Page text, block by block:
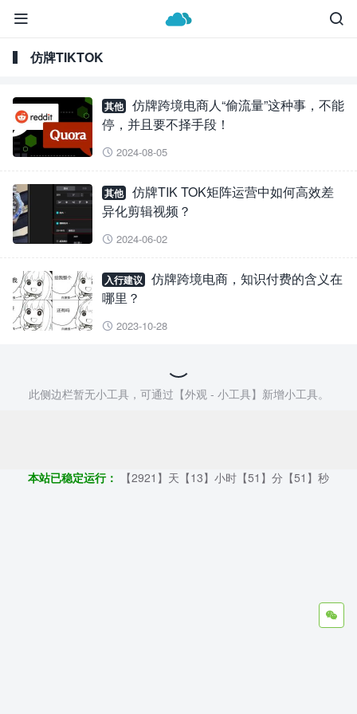


仿牌TIKTOK
其他
仿牌跨境电商人“偷流量”这种事，不能
停，并且要不择手段！
 2024-08-05
其他
仿牌TIK TOK矩阵运营中如何高效差
异化剪辑视频？
 2024-06-02
入行建议
仿牌跨境电商，知识付费的含义在
哪里？
 2023-10-28
此侧边栏暂无小工具，可通过【外观 - 小工具】新增小工具。

本站已稳定运行：
【2921】天【13】小时【51】分【52】秒